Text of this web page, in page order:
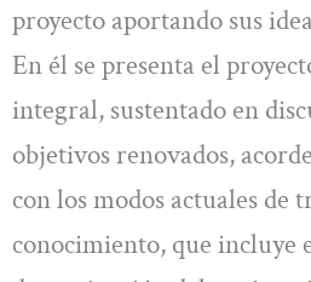
proyecto aportando sus
En él se presenta el
integral, sustentado en
objetivos renovados,
con los modos actuales de
conocimiento, que incluye